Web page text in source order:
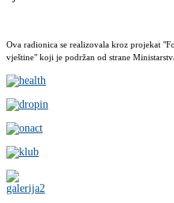
Ova radionica se realizovala kroz projekat
vještine" koji je podržan od strane